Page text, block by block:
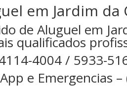
em Jardim da
de Aluguel em
qualificados
4004 / 5933-
e Emergencias